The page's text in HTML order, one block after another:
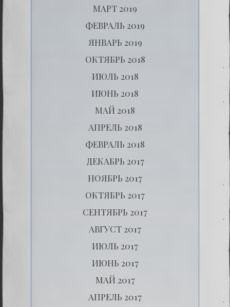
МАРТ 2019
ФЕВРАЛЬ 2019
ЯНВАРЬ 2019
ОКТЯБРЬ 2018
ИЮЛЬ 2018
ИЮНЬ 2018
МАЙ 2018
АПРЕЛЬ 2018
ФЕВРАЛЬ 2018
ДЕКАБРЬ 2017
НОЯБРЬ 2017
ОКТЯБРЬ 2017
СЕНТЯБРЬ 2017
АВГУСТ 2017
ИЮЛЬ 2017
ИЮНЬ 2017
МАЙ 2017
АПРЕЛЬ 2017